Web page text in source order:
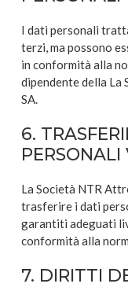
I dati personali
terzi, ma possono
in conformità alla
dipendente della La
SA.
6.
PERSONALI
La Società NTR
trasferire i dati
garantiti adeguati
conformità alla
7. DIRITTI